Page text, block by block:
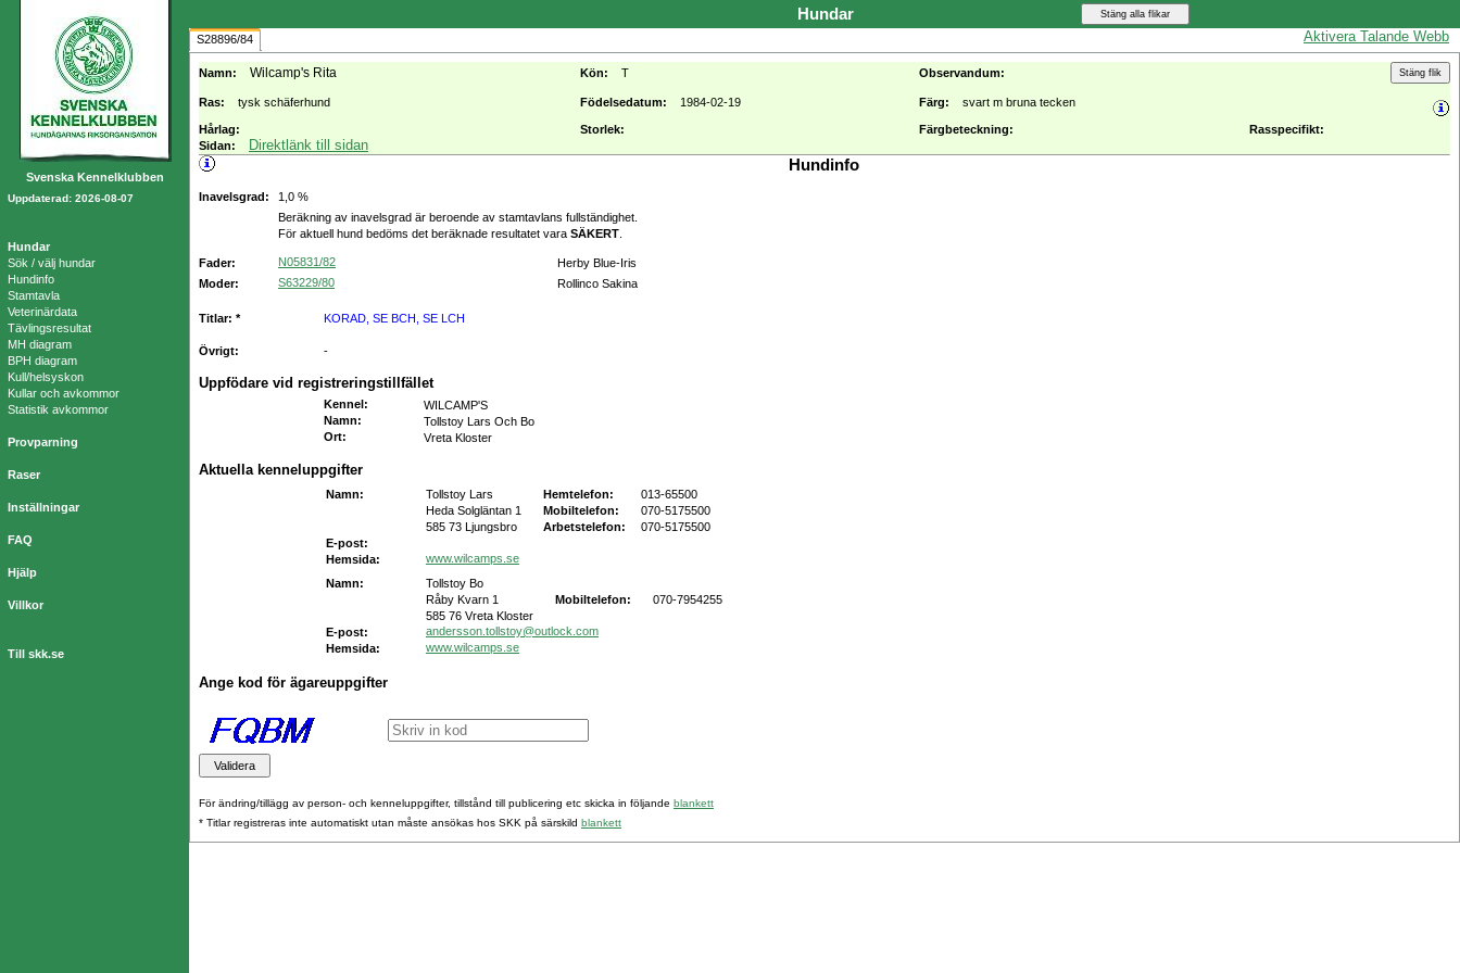
Svenska Kennelklubben
Uppdaterad: 2026-08-07
Hundar
Sök / välj hundar
Hundinfo
Stamtavla
Veterinärdata
Tävlingsresultat
MH diagram
BPH diagram
Kull/helsyskon
Kullar och avkommor
Statistik avkommor
Provparning
Raser
Inställningar
FAQ
Hjälp
Villkor
Till skk.se
Hundar
Aktivera Talande Webb
S28896/84
Namn: Wilcamp's Rita Kön: T Observandum:
Ras: tysk schäferhund Födelsedatum: 1984-02-19 Färg: svart m bruna tecken
Hårlag: Storlek: Färgbeteckning:
Rasspecifikt:
Sidan:
Direktlänk till sidan
Hundinfo
Inavelsgrad:
1,0 %
Beräkning av inavelsgrad är beroende av stamtavlans fullständighet.
För aktuell hund bedöms det beräknade resultatet vara SÄKERT
Fader: N05831/82
Herby Blue-Iris
Moder:
S63229/80 Rollinco Sakina
Titlar: * KORAD, SE BCH, SE LCH
Övrigt: -
Uppfödare vid registreringstillfället
Kennel :
WILCAMP'S
Namn:
Tollstoy Lars Och Bo
Ort: Vreta Kloster
Aktuella kenneluppgifter
Namn: Tollstoy Lars Hemtelefon:
013-65500
Heda Solgläntan 1
Mobiltelefon:
070-5175500
585 73 Ljungsbro
Arbetstelefon:
070-5175500
E-post:
Hemsida:
www.wilcamps.se
Namn:
Tollstoy Bo
Råby Kvarn 1
Mobiltelefon:
070-7954255
585 76 Vreta Kloster
E-post:
andersson.tollstoy@outlock.com
Hemsida:
www.wilcamps.se
Ange kod för ägareuppgifter
För ändring/tillägg av person- och kenneluppgifter, tillstånd till publicering etc skicka in följande blankett
* Titlar registreras inte automatiskt utan måste ansökas hos SKK på särskild blankett